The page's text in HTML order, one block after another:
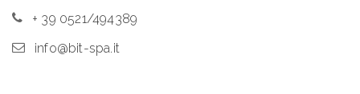
+ 39 0521/494389
info@bit-spa.it